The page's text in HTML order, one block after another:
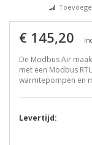
€ 145,20
De Modbus Air
met een Modbus
warmtepompen en
Levertijd: